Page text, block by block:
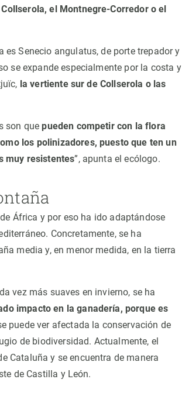
el Montnegre-Corredor o el
Senecio angulatus, de porte trepador y
se expande especialmente por la costa y
la vertiente sur de Collserola o las
son quepueden competir con la flora
los polinizadores, puesto que ten un
muy resistentes”, apunta el ecólogo.
África y por eso ha ido adaptándose
Concretamente, se ha
media y, en menor medida, en la tierra
vez más suaves en invierno, se ha
impacto en la ganadería, porque es
puede ver afectada la conservación de
de biodiversidad. Actualmente, el
Cataluña y se encuentra de manera
de Castilla y León.